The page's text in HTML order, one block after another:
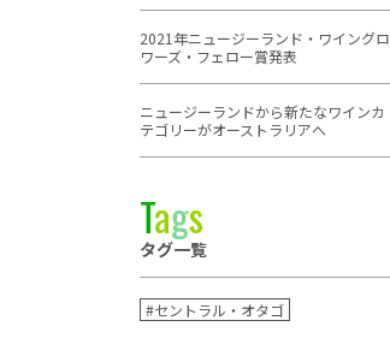
2021年ニュージーランド・ワイングロ
ワーズ・フェロー賞発表
ニュージーランドから新たなワインカ
テゴリーがオーストラリアへ
Tags
タグ一覧
#セントラル・オタゴ